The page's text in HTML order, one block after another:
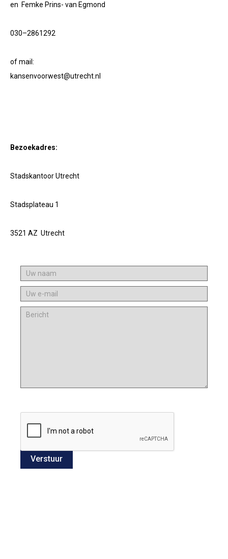
en Femke Prins- van Egmond
030–2861292
of mail:
kansenvoorwest@utrecht.nl
Bezoekadres:
Stadskantoor Utrecht
Stadsplateau 1
3521 AZ Utrecht
Verstuur